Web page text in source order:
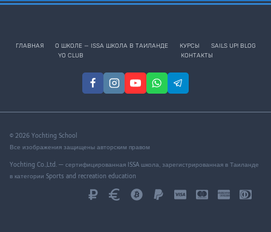
ГЛАВНАЯ О ШКОЛЕ — ISSA ШКОЛА В ТАИЛАНДЕ КУРСЫ
SAILS UP! BLOG
YO CLUB
КОНТАКТЫ
© 2026 Yochting School
Все изображения защищены авторским правом
Yochting Co.,Ltd. — сертифицированная ISSA школа, зарегистрированная в Таиланде
в категории Sports and recreation education